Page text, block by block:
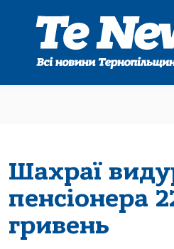
Шахраї
пенсіонера
гривень